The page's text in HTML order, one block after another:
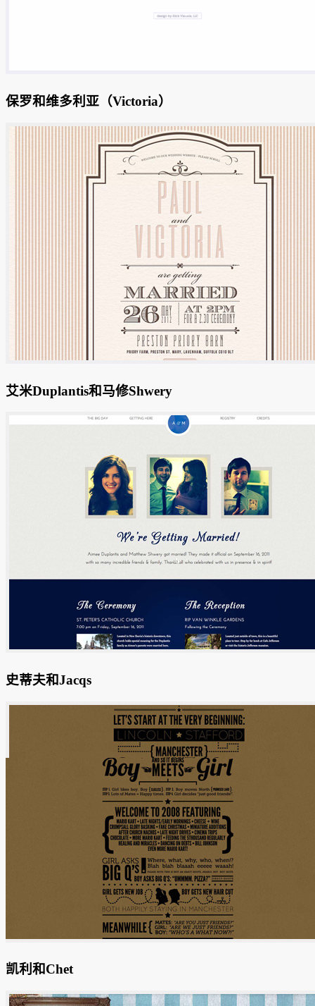
保罗和维多利亚（Victoria）
艾米Duplantis和马修Shwery
史蒂夫和Jacqs
凯利和Chet